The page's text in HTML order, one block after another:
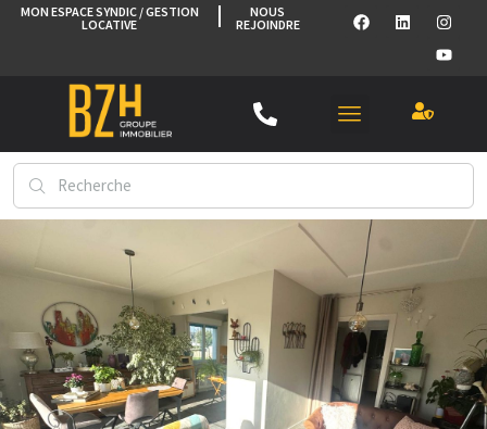
MON ESPACE SYNDIC / GESTION
LOCATIVE
NOUS
REJOINDRE